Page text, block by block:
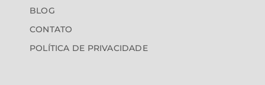
BLOG
CONTATO
POLÍTICA DE PRIVACIDADE